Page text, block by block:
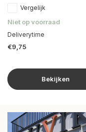
Vergelijk
Niet op voorraad
Deliverytime
€9,75
Bekijken